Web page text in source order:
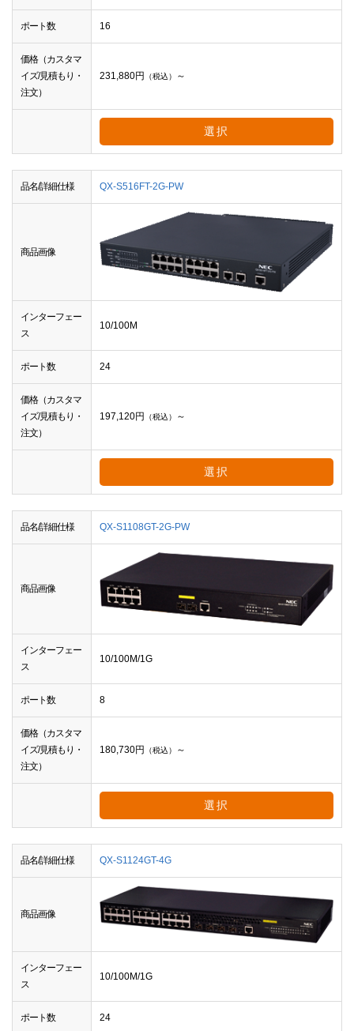
ポート数 16
価格（カスタマ
イズ/見積もり・
注文）
231,880円 （税込） ～
選択
品名/詳細仕様 QX-S516FT-2G-PW
商品画像
インターフェー
ス
10/100M
ポート数 24
価格（カスタマ
イズ/見積もり・
注文）
197,120円 （税込） ～
選択
品名/詳細仕様 QX-S1108GT-2G-PW
商品画像
インターフェー
ス
10/100M/1G
ポート数 8
価格（カスタマ
イズ/見積もり・
注文）
180,730円 （税込） ～
選択
品名/詳細仕様 QX-S1124GT-4G
商品画像
インターフェー
ス
10/100M/1G
ポート数 24